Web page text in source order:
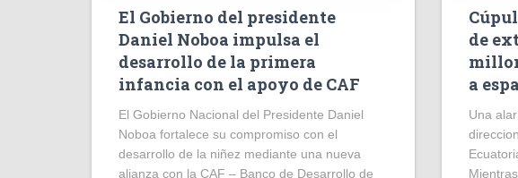
El Gobierno del presidente
Daniel Noboa impulsa el
desarrollo de la primera
infancia con el apoyo de CAF
El Gobierno Nacional del Presidente Daniel
Noboa fortalece su compromiso con el
desarrollo de la niñez mediante una nueva
alianza con la CAF – Banco de Desarrollo de
de
a
​Una